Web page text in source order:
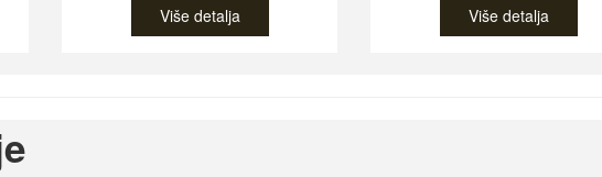
Više detalja Više detalja